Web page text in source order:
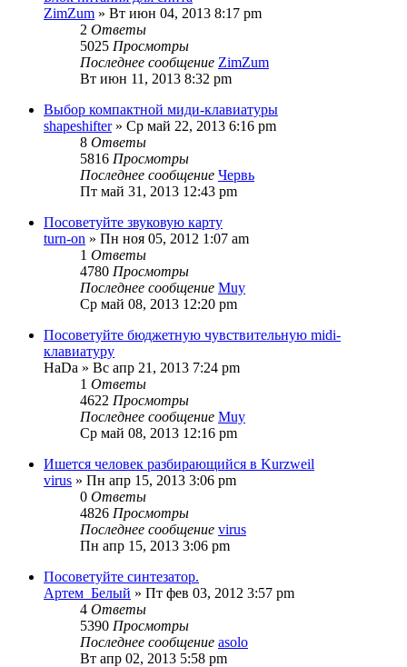
ZimZum » Вт июн 04, 2013 8:17 pm
2 Ответы
5025 Просмотры
Последнее сообщение ZimZum
Вт июн 11, 2013 8:32 pm
Выбор компактной миди-клавиатуры
shapeshifter» Ср май 22, 2013 6:16 pm
8 Ответы
5816 Просмотры
Последнее сообщение Червь
Пт май 31, 2013 12:43 pm
Посоветуйте звуковую карту
turn-on » Пн ноя 05, 2012 1:07 am
1 Ответы
4780 Просмотры
Последнее сообщение Muy
Ср май 08, 2013 12:20 pm
Посоветуйте бюджетную чувствительную midi-
клавиатуру
HaDa » Вс апр 21, 2013 7:24 pm
1 Ответы
4622 Просмотры
Последнее сообщение Muy
Ср май 08, 2013 12:16 pm
Ишется человек разбирающийся в Kurzweil
virus » Пн апр 15, 2013 3:06 pm
0 Ответы
4826 Просмотры
Последнее сообщение virus
Пн апр 15, 2013 3:06 pm
Посоветуйте синтезатор.
Артем_Белый » Пт фев 03, 2012 3:57 pm
4 Ответы
5390 Просмотры
Последнее сообщение asolo
Вт апр 02, 2013 5:58 pm